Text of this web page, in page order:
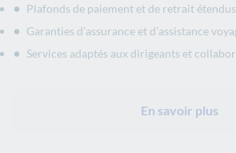
Plafonds de paiement et de retrait étendus
Garanties d’assurance et d’assistance
Services adaptés aux dirigeants et
En savoir plus